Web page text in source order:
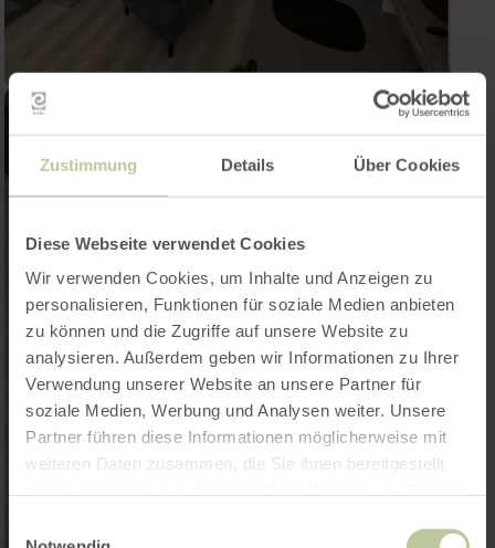
Zustimmung Details Über Cookies
Diese Webseite verwendet Cookies
Wir verwenden Cookies, um Inhalte und Anzeigen zu
personalisieren, Funktionen für soziale Medien anbieten
zu können und die Zugriffe auf unsere Website zu
analysieren. Außerdem geben wir Informationen zu Ihrer
Verwendung unserer Website an unsere Partner für
soziale Medien, Werbung und Analysen weiter. Unsere
Partner führen diese Informationen möglicherweise mit
weiteren Daten zusammen, die Sie ihnen bereitgestellt